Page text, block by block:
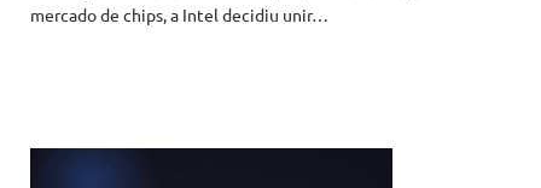
mercado de chips, a Intel decidiu unir…